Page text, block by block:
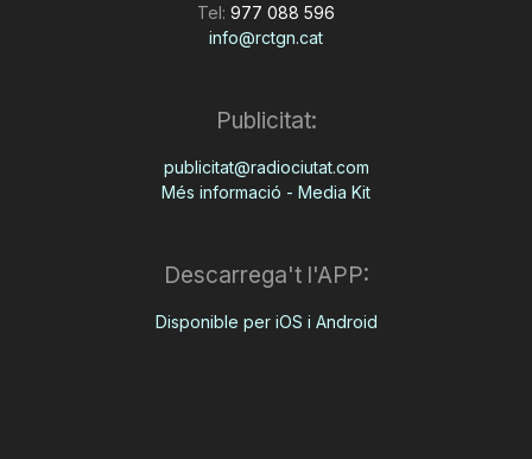
Tel: 977 088 596
info@rctgn.cat
Publicitat:
publicitat@radiociutat.com
Més informació - Media Kit
Descarrega't l'APP:
Disponible per iOS i Android